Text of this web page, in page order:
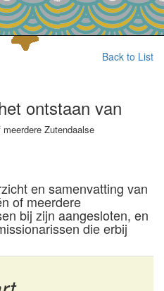
Back to List
ontstaan van
Zutendaalse
en samenvatting van
of meerdere
bij zijn aangesloten, en
die erbij